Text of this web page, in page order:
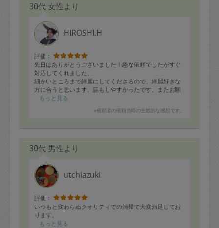
焼きびたし
手羽先スープ煮
煮卵
30代 女性より
HIROSHI.H
評価：
先日はありがとうございました！急な依頼でしたがすぐ
対応してくれました。
細かいところまで綺麗にしてくださるので、綺麗好きな
方に合うと思います。話もしやすかったです。またお願
いしたいと思います(^^)
もっと見る
※依頼者の依頼当時の主観的な感想です。
30代 男性より
utchiazuki
評価：
いつもと変わらぬクオリティでの清掃で大変満足してお
ります。
もっと見る